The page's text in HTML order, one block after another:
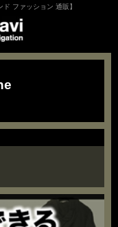
ファッション 通販】